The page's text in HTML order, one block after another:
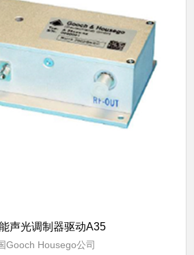
声光调制器驱动A35
Gooch Housego公司